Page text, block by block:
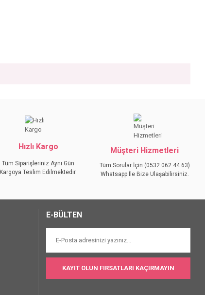
Hızlı Kargo
Tüm Siparişleriniz Aynı Gün
Kargoya Teslim Edilmektedir.
Müşteri Hizmetleri
Tüm Sorular İçin (0532 062 44 63)
Whatsapp İle Bize Ulaşabilirsiniz.
E-BÜLTEN
KAYIT OLUN FIRSATLARI KAÇIRMAYIN